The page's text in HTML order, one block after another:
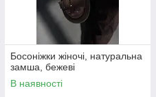
Босоніжки жіночі, натуральна
замша, бежеві
В наявності